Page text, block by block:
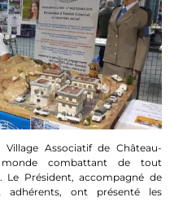
Associatif de Château-
monde combattant de tout
Le Président, accompagné de
ont présenté les